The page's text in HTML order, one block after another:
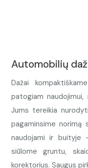
Automobilių
Dažai
patogiam naudojimui,
Jums tereikia
pagaminsime norimą
naudojami ir buityje
siūlome gruntu,
korektorius. Saugus